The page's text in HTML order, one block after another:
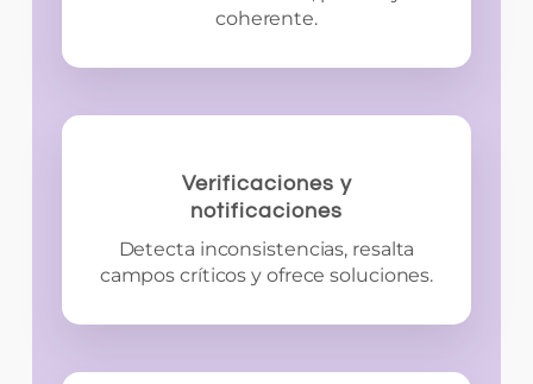
coherente.
Verificaciones y
notificaciones
Detecta inconsistencias, resalta
campos críticos y ofrece soluciones.